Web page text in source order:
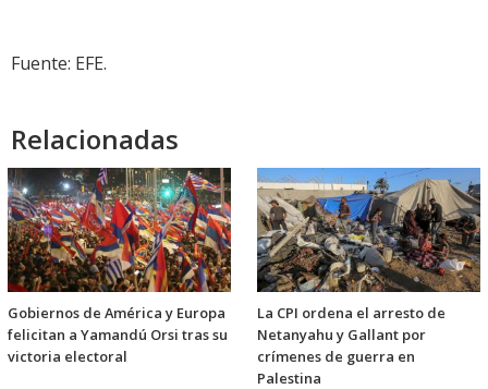
Fuente: EFE.
Relacionadas
Gobiernos de América y Europa
felicitan a Yamandú Orsi tras su
victoria electoral
La CPI ordena el arresto de
Netanyahu y Gallant por
crímenes de guerra en
Palestina